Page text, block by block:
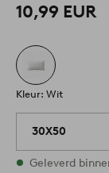
10,99 EUR
Kleur: Wit
30X50
Op voorraad
Geleverd